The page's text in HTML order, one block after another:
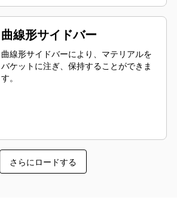
曲線形サイドバー
曲線形サイドバーにより、マテリアルを
バケットに注ぎ、保持することができま
す。
さらにロードする